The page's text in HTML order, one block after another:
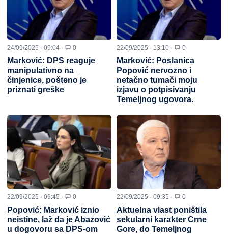
24/09/2025 · 09:04 · 0
Marković: DPS reaguje
manipulativno na
činjenice, pošteno je
priznati greške
22/09/2025 · 13:10 · 0
Marković: Poslanica
Popović nervozno i
netačno tumači moju
izjavu o potpisivanju
Temeljnog ugovora.
22/09/2025 · 09:45 · 0
Popović: Marković iznio
neistine, laž da je Abazović
u dogovoru sa DPS-om
22/09/2025 · 09:35 · 0
Aktuelna vlast poništila
sekularni karakter Crne
Gore, do Temeljnog